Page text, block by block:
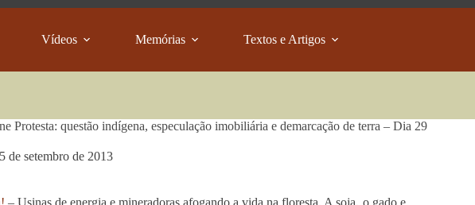
Vídeos Memórias Textos e Artigos
Protesta: questão indígena, especulação imobiliária e demarcação de terra – Dia 29
de setembro de 2013
– Usinas de energia e mineradoras afogando a vida na floresta. A soja, o gado e